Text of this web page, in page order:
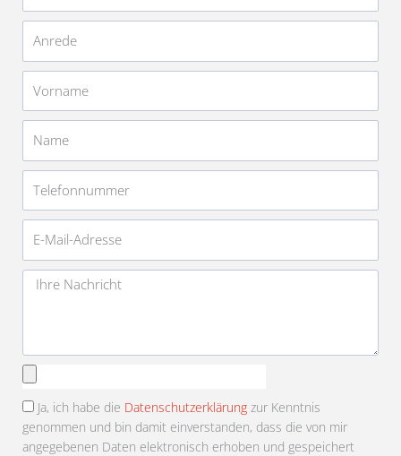
Mail-
Adresse
Nachricht
Anhang
Ja, ich habe die Datenschutzerklärung zur Kenntnis
genommen und bin damit einverstanden, dass die von mir
angegebenen Daten elektronisch erhoben und gespeichert